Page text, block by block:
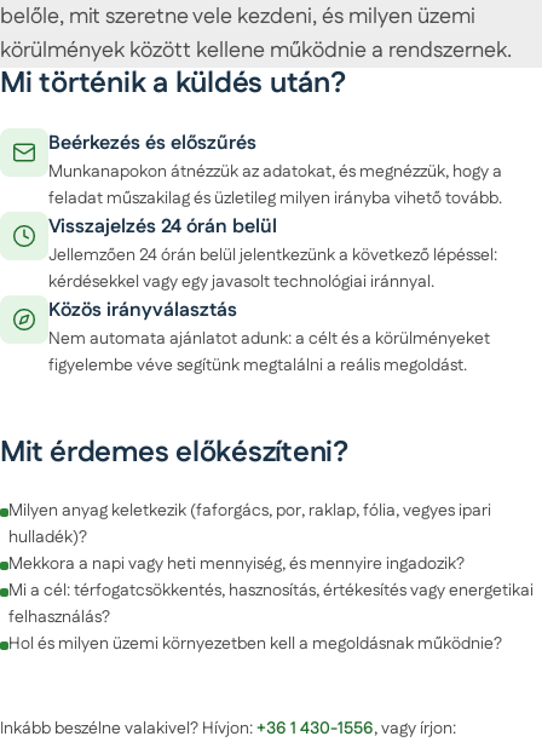
belőle, mit szeretne vele kezdeni, és milyen üzemi
körülmények között kellene működnie a rendszernek.
Mi történik a küldés után?
Beérkezés és előszűrés
Munkanapokon átnézzük az adatokat, és megnézzük, hogy a
feladat műszakilag és üzletileg milyen irányba vihető tovább.
Visszajelzés 24 órán belül
Jellemzően 24 órán belül jelentkezünk a következő lépéssel:
kérdésekkel vagy egy javasolt technológiai iránnyal.
Közös irányválasztás
Nem automata ajánlatot adunk: a célt és a körülményeket
figyelembe véve segítünk megtalálni a reális megoldást.
Mit érdemes előkészíteni?
Milyen anyag keletkezik (faforgács, por, raklap, fólia, vegyes ipari
hulladék)?
Mekkora a napi vagy heti mennyiség, és mennyire ingadozik?
Mi a cél: térfogatcsökkentés, hasznosítás, értékesítés vagy energetikai
felhasználás?
Hol és milyen üzemi környezetben kell a megoldásnak működnie?
Inkább beszélne valakivel? Hívjon:+36 1 430-1556, vagy írjon: